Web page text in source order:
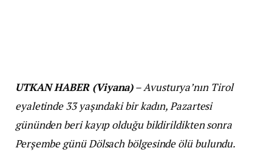
UTKAN HABER (Viyana)– Avusturya’nın Tirol
eyaletinde 33 yaşındaki bir kadın, Pazartesi
gününden beri kayıp olduğu bildirildikten sonra
Perşembe günü Dölsach bölgesinde ölü bulundu.